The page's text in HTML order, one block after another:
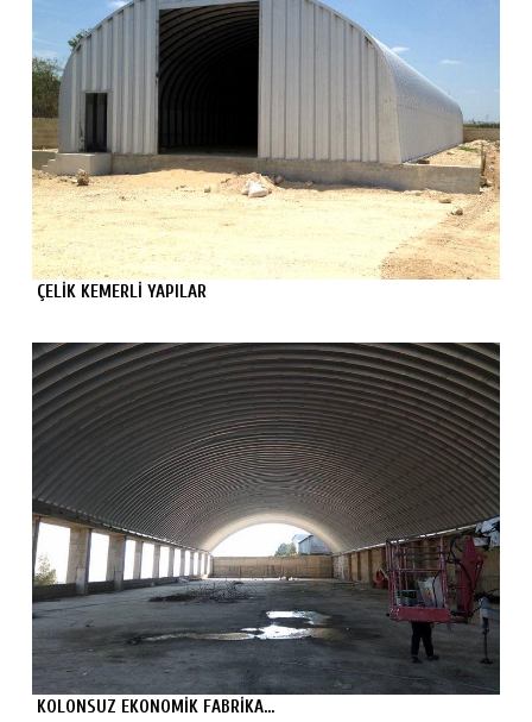
ÇELİK KEMERLİ YAPILAR
KOLONSUZ EKONOMİK FABRİKA...